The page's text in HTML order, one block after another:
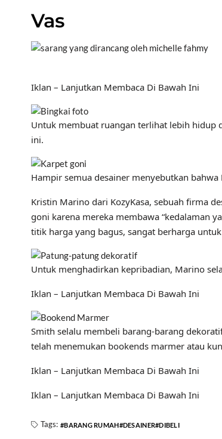
Vas
Iklan – Lanjutkan Membaca Di Bawah Ini
Untuk membuat ruangan terlihat lebih hidup
ini.
Hampir semua desainer menyebutkan
Kristin Marino dari KozyKasa, sebuah firma
goni karena mereka membawa “kedalaman
titik harga yang bagus, sangat berharga
Untuk menghadirkan kepribadian, Marino
Iklan – Lanjutkan Membaca Di Bawah Ini
Smith selalu membeli barang-barang
telah menemukan bookends marmer atau
Iklan – Lanjutkan Membaca Di Bawah Ini
Iklan – Lanjutkan Membaca Di Bawah Ini
Tags: BARANG RUMAH DESAINER DIBELI